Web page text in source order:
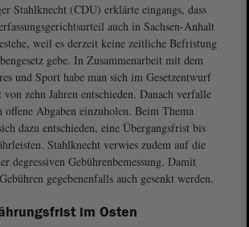
Stahlknecht (CDU) erklärte eingangs, dass
auch in Sachsen-Anhalt
weil es derzeit keine zeitliche Befristung
gebe. In Zusammenarbeit mit dem
und Sport habe man sich im Gesetzentwurf
zehn Jahren entschieden. Danach verfalle
offene Abgaben einzuholen. Beim Thema
dazu entschieden, eine Übergangsfrist bis
Stahlknecht verwies zudem auf die
degressiven Gebührenbemessung. Damit
gegebenenfalls auch gesenkt werden.
im Osten